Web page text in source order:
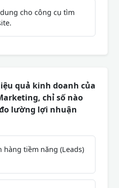
cho công cụ tìm
quả kinh doanh của
chỉ số nào
lường lợi nhuận
hàng tiềm năng (Leads)